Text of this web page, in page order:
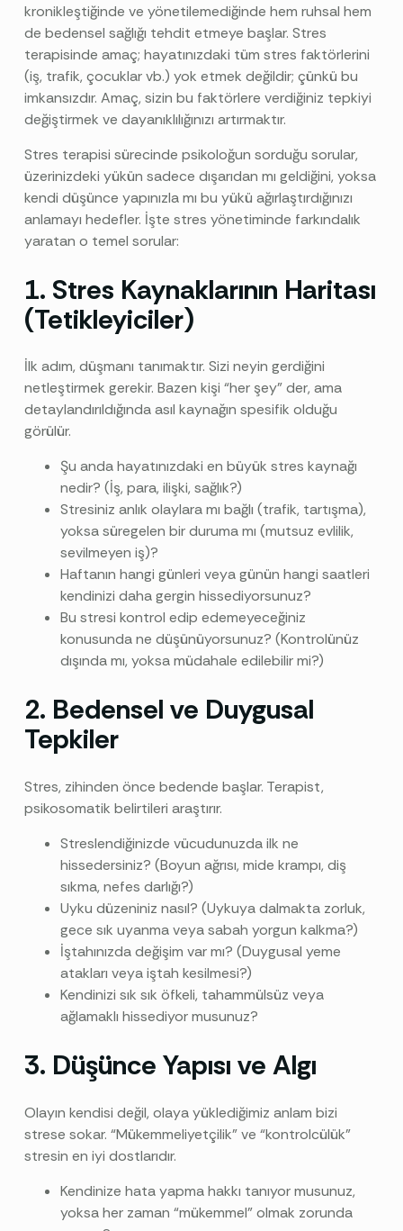
kronikleştiğinde ve yönetilemediğinde hem ruhsal hem
de bedensel sağlığı tehdit etmeye başlar. Stres
terapisinde amaç; hayatınızdaki tüm stres faktörlerini
(iş, trafik, çocuklar vb.) yok etmek değildir; çünkü bu
imkansızdır. Amaç, sizin bu faktörlere verdiğiniz tepkiyi
değiştirmek ve dayanıklılığınızı artırmaktır.
Stres terapisi sürecinde psikoloğun sorduğu sorular,
üzerinizdeki yükün sadece dışarıdan mı geldiğini, yoksa
kendi düşünce yapınızla mı bu yükü ağırlaştırdığınızı
anlamayı hedefler. İşte stres yönetiminde farkındalık
yaratan o temel sorular:
1. Stres Kaynaklarının Haritası
(Tetikleyiciler)
İlk adım, düşmanı tanımaktır. Sizi neyin gerdiğini
netleştirmek gerekir. Bazen kişi “her şey” der, ama
detaylandırıldığında asıl kaynağın spesifik olduğu
görülür.
Şu anda hayatınızdaki en büyük stres kaynağı
nedir? (İş, para, ilişki, sağlık?)
Stresiniz anlık olaylara mı bağlı (trafik, tartışma),
yoksa süregelen bir duruma mı (mutsuz evlilik,
sevilmeyen iş)?
Haftanın hangi günleri veya günün hangi saatleri
kendinizi daha gergin hissediyorsunuz?
Bu stresi kontrol edip edemeyeceğiniz
konusunda ne düşünüyorsunuz? (Kontrolünüz
dışında mı, yoksa müdahale edilebilir mi?)
2. Bedensel ve Duygusal
Tepkiler
Stres, zihinden önce bedende başlar. Terapist,
psikosomatik belirtileri araştırır.
Streslendiğinizde vücudunuzda ilk ne
hissedersiniz? (Boyun ağrısı, mide krampı, diş
sıkma, nefes darlığı?)
Uyku düzeniniz nasıl? (Uykuya dalmakta zorluk,
gece sık uyanma veya sabah yorgun kalkma?)
İştahınızda değişim var mı? (Duygusal yeme
atakları veya iştah kesilmesi?)
Kendinizi sık sık öfkeli, tahammülsüz veya
ağlamaklı hissediyor musunuz?
3. Düşünce Yapısı ve Algı
Olayın kendisi değil, olaya yüklediğimiz anlam bizi
strese sokar. “Mükemmeliyetçilik” ve “kontrolcülük”
stresin en iyi dostlarıdır.
Kendinize hata yapma hakkı tanıyor musunuz,
yoksa her zaman “mükemmel” olmak zorunda